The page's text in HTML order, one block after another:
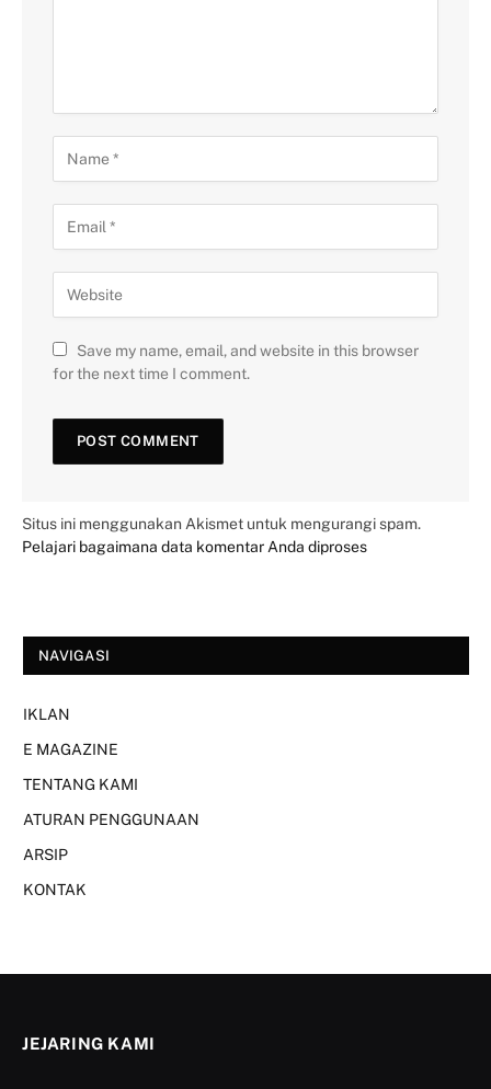
Save my name, email, and website in this browser
for the next time I comment.
Situs ini menggunakan Akismet untuk mengurangi spam.
Pelajari bagaimana data komentar Anda diproses
NAVIGASI
IKLAN
E MAGAZINE
TENTANG KAMI
ATURAN PENGGUNAAN
ARSIP
KONTAK
JEJARING KAMI